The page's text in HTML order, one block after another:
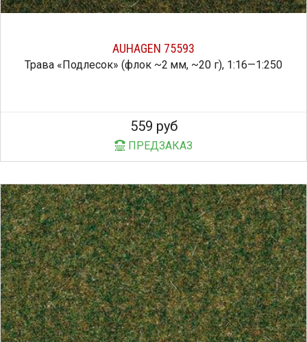
AUHAGEN 75593
Трава «Подлесок» (флок ~2 мм, ~20 г), 1:16—1:250
559 руб
ПРЕДЗАКАЗ